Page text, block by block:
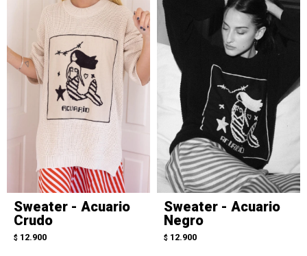
Sweater - Acuario
Crudo
$ 12.900
Sweater - Acuario
Negro
$ 12.900